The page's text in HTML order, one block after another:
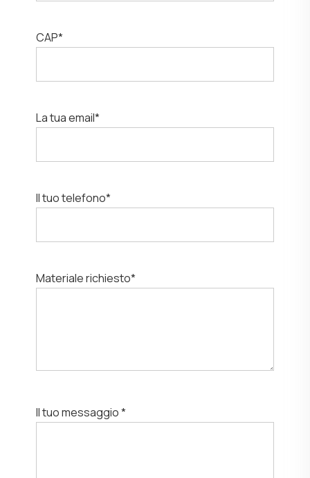
CAP*
La tua email*
Il tuo telefono*
Materiale richiesto*
Il tuo messaggio *